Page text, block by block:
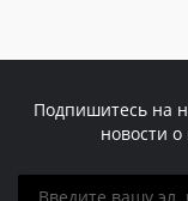
Подпишитесь на
новости